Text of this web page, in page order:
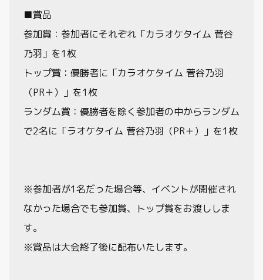
■賞品
参加賞：参加者にそれぞれ「カラオケタイム 菅谷
乃羽」を1枚
トップ賞：優勝者に「カラオケタイム 菅谷乃羽
（PR＋）」を1枚
ランダム賞：優勝者を除く参加者の中からランダム
で2名に「ラオケタイム 菅谷乃羽（PR＋）」を1枚
※参加者が1名だった場合等、イベントが開催され
なかった場合でも参加賞、トップ賞をお渡ししま
す。
※賞品は大会終了後に配布いたします。